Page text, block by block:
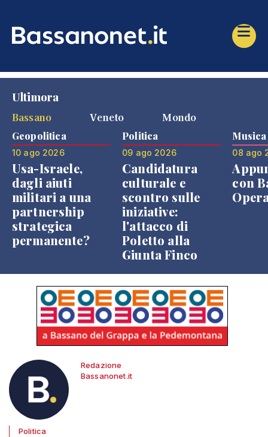
Ultimora
Bassano
Veneto Mondo
Geopolitica
10 ago 2026
Usa-Israele,
dagli aiuti
militari a una
partnership
strategica
permanente?
Politica
09 ago 2026
Candidatura
culturale e
scontro sulle
iniziative:
l'attacco di
Poletto alla
Giunta Finco
Musica
08 ago
con
Redazione
Bassanonet.it
Politica